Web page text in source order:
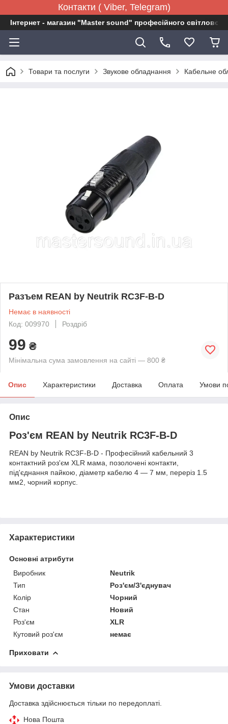
Контакти ( Viber, Telegram)
Інтернет - магазин "Master sound" професійного
Товари та послуги Звукове обладнання Кабельне
Разъем REAN by Neutrik RC3F-B-D
Немає в наявності
Код: 009970
Роздріб
99 ₴
Мінімальна сума замовлення на сайті — 800 ₴
Опис Характеристики Доставка Оплата Умови
Опис
Роз'єм REAN by Neutrik RC3F-B-D
REAN by Neutrik RC3F-B-D - Професійний кабельний 3
контактний роз'єм XLR мама, позолочені контакти,
під'єднання пайкою, діаметр кабелю 4 — 7 мм, переріз 1.5
мм2, чорний корпус.
Характеристики
Основні атрибути
Виробник
Neutrik
Тип
Роз'єм/З'єднувач
Колір
Чорний
Стан
Новий
Роз'єм
XLR
Кутовий роз'єм
немає
Приховати
Умови доставки
Доставка здійснюється тільки по передоплаті.
Нова Пошта